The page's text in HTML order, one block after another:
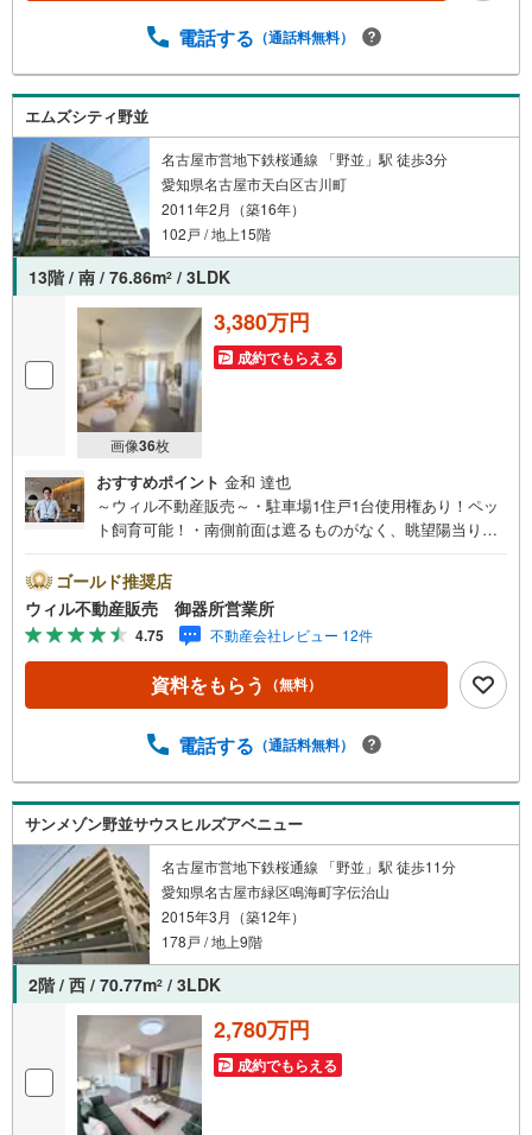
●すぐの内覧も可能です●弊社は定休日なく営業しており、
もご紹介可能ですので、一度ご相談ください。●その他の相
談もプロが対応●物件に関することはもちろん、住宅ローン
などの資金面やリフォームに関することなど、お住まいに
関するどんなことでもお気軽にご相談ください。
電話する （通話料無料）
エムズシティ野並
名古屋市営地下鉄桜通線 「野並」駅 徒歩3分
愛知県名古屋市天白区古川町
2011年2月（築16年）
102戸 / 地上15階
13階 / 南 / 76.86m2 / 3LDK
画像36枚
3,380万円
成約でもらえる
おすすめポイント 金和 達也
～ウィル不動産販売～・駐車場1住戸1台使用権あり！ペッ
ト飼育可能！・南側前面は遮るものがなく、眺望陽当り通
好！・高層階！花火大会観賞可能！・リビングと洋室から
アクセス可能なウォークスルークローゼットあり！～～リ
フォーム相談も承ります弊社にはリフォーム部門がござい
ます。年間600件超の施工実績があるため、100万円以下の
簡易工事から1000万円超のリノベーション工事まで、あら
ゆるご要望にご対応できます。名古屋市内にリフォームモ
かる？」「キッチンを対面にすることはできる？」「リノ
くださいませ
ゴールド推奨店
ウィル不動産販売 御器所営業所
4.75 不動産会社レビュー 12件
資料をもらう （無料）
電話する （通話料無料）
サンメゾン野並サウスヒルズアベニュー
名古屋市営地下鉄桜通線 「野並」駅 徒歩11分
愛知県名古屋市緑区鳴海町字伝治山
2015年3月（築12年）
178戸 / 地上9階
2階 / 西 / 70.77m2 / 3LDK
2,780万円
成約でもらえる